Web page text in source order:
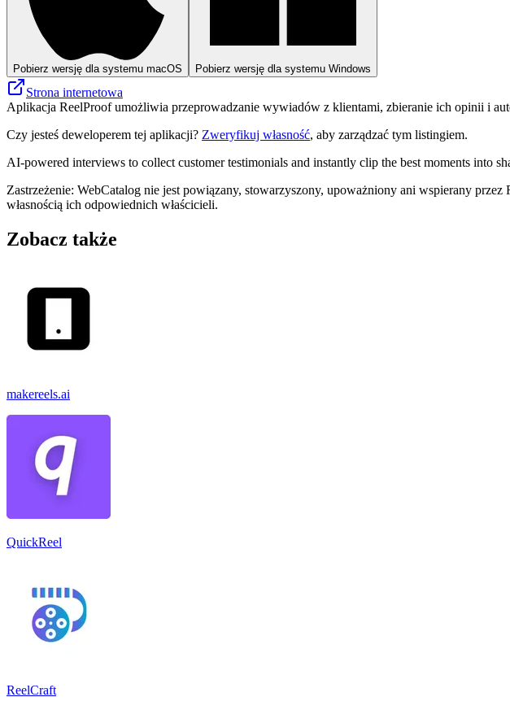
Pobierz wersję dla systemu macOS Pobierz wersję dla systemu Windows
Strona internetowa
Aplikacja ReelProof umożliwia przeprowadzanie wywiadów z klientami, zbieranie ich opinii i
Czy jesteś deweloperem tej aplikacji? Zweryfikuj własność, aby zarządzać tym listingiem.
AI-powered interviews to collect customer testimonials and instantly clip the best moments into
Zastrzeżenie: WebCatalog nie jest powiązany, stowarzyszony, upoważniony ani wspierany
własnością ich odpowiednich właścicieli.
Zobacz także
makereels.ai
QuickReel
ReelCraft